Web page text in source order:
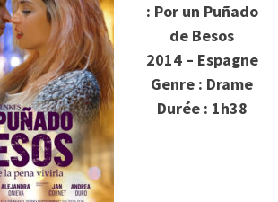
: Por un Puñado
de Besos
2014 – Espagne
Genre : Drame
Durée : 1h38